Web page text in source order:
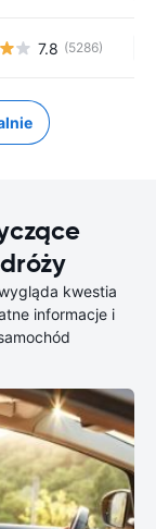
7.8 (5286)
kwestia
informacje i